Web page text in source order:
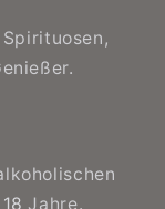
18 Jahre.